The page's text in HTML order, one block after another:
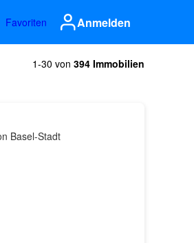
Favoriten Anmelden
1-30 von 394 Immobilien
Basel-Stadt